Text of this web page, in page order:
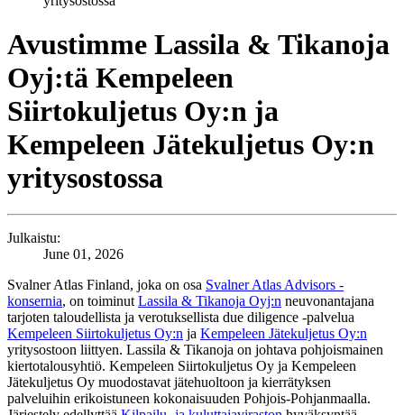
Avustimme Lassila & Tikanoja
Oyj:tä Kempeleen
Siirtokuljetus Oy:n ja
Kempeleen Jätekuljetus Oy:n
yritysostossa
Julkaistu:
June 01, 2026
Svalner Atlas Finland, joka on osa Svalner Atlas Advisors -
konsernia, on toiminut Lassila & Tikanoja Oyj:n neuvonantajana
tarjoten taloudellista ja verotuksellista due diligence -palvelua
Kempeleen Siirtokuljetus Oy:n ja Kempeleen Jätekuljetus Oy:n
yritysostoon liittyen. Lassila & Tikanoja on johtava pohjoismainen
kiertotalousyhtiö. Kempeleen Siirtokuljetus Oy ja Kempeleen
Jätekuljetus Oy muodostavat jätehuoltoon ja kierrätyksen
palveluihin erikoistuneen kokonaisuuden Pohjois-Pohjanmaalla.